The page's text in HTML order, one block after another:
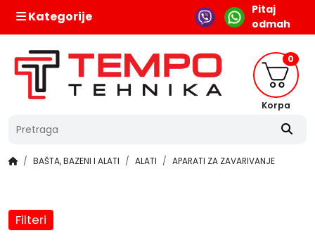
Kategorije
Pitaj
odmah
0
Korpa
BAŠTA, BAZENI I ALATI ALATI APARATI ZA ZAVARIVANJE
Filteri